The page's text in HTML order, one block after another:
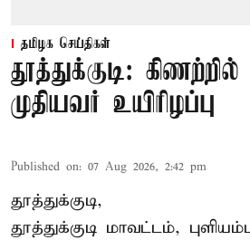
தமிழக செய்திகள்
தூத்துக்குடி: கிணற்றில்
முதியவர் உயிரிழப்பு
Published on: 07 Aug 2026, 2:42 pm
தூத்துக்குடி,
தூத்துக்குடி மாவட்டம்,